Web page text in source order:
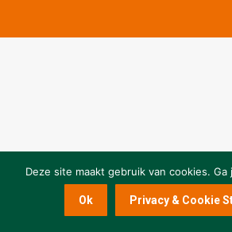
Deze site maakt gebruik van cookies. Ga
Ok Privacy & Cookie